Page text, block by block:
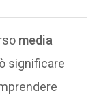
media
significare